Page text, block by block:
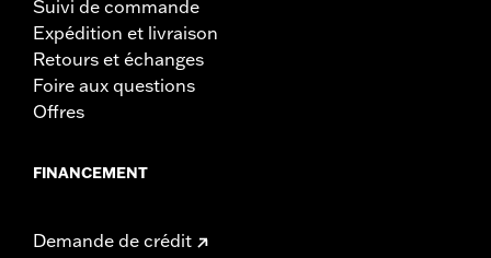
Suivi de commande
Expédition et livraison
Retours et échanges
Foire aux questions
Offres
FINANCEMENT
Demande de crédit